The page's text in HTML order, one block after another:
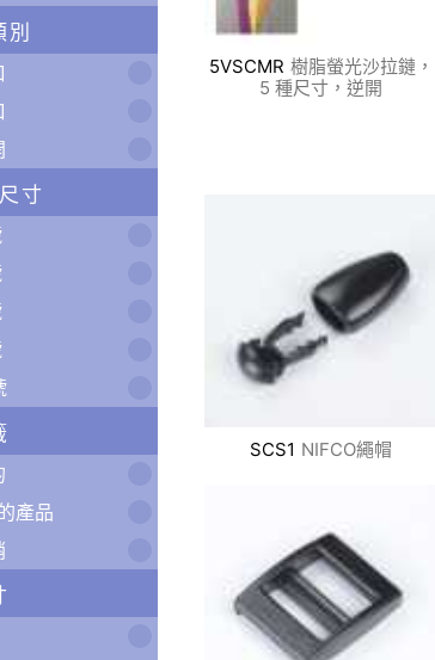
寸
產品
5VSCMR 樹脂螢光沙拉鏈，
5 種尺寸，逆開
SCS1 NIFCO繩帽